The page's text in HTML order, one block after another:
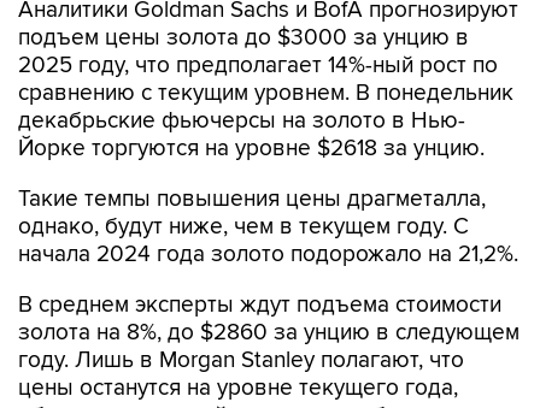
2025 году, что предполагает 14%-ный рост по
сравнению с текущим уровнем. В понедельник
декабрьские фьючерсы на золото в Нью-
Йорке торгуются на уровне $2618 за унцию.
Такие темпы повышения цены драгметалла,
начала 2024 года золото подорожало на 21,2%.
В среднем эксперты ждут подъема стоимости
году. Лишь в Morgan Stanley полагают, что
цены останутся на уровне текущего года,
обосновывая такой прогноз ослаблением
китайской экономики.